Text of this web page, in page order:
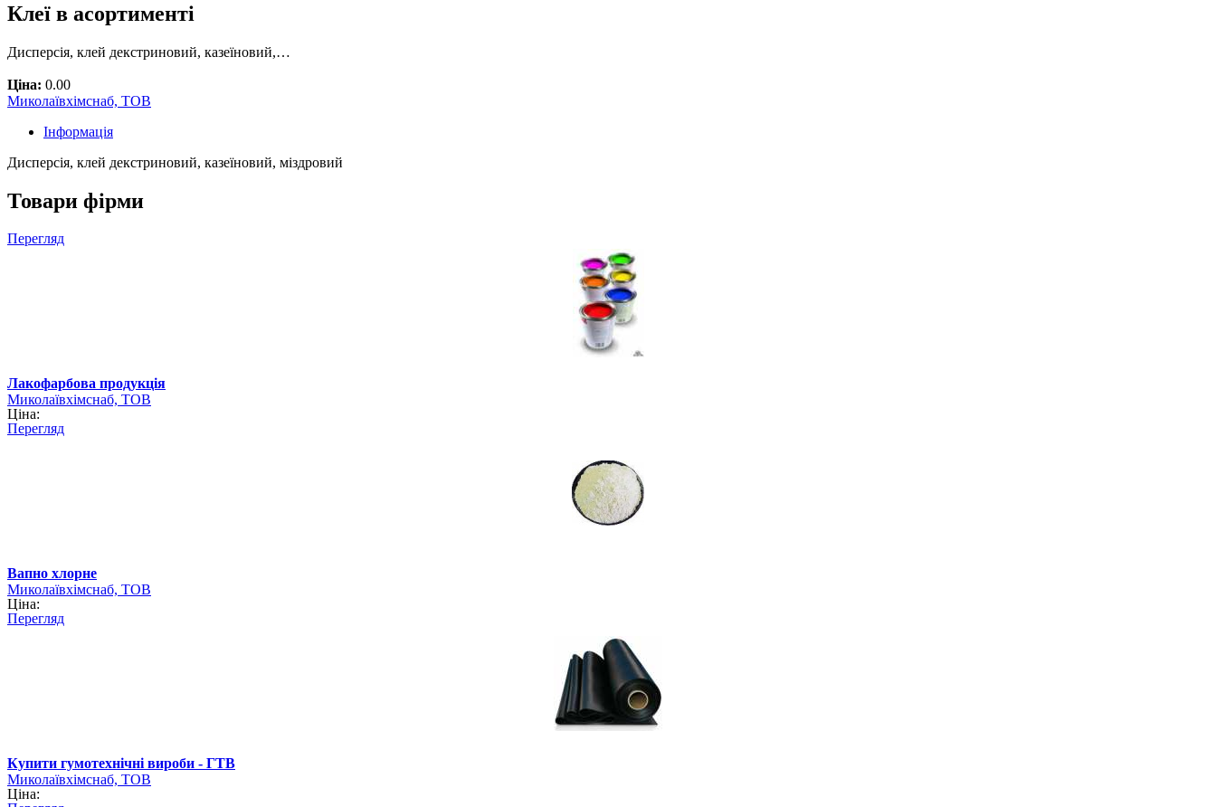
Клеї в асортименті
Дисперсія, клей декстриновий, казеїновий,…
Ціна: 0.00
Миколаївхімснаб, ТОВ
Інформація
Дисперсія, клей декстриновий, казеїновий, міздровий
Товари фірми
Перегляд
Лакофарбова продукція
Миколаївхімснаб, ТОВ
Ціна:
Перегляд
Вапно хлорне
Миколаївхімснаб, ТОВ
Ціна:
Перегляд
Купити гумотехнічні вироби - ГТВ
Миколаївхімснаб, ТОВ
Ціна: